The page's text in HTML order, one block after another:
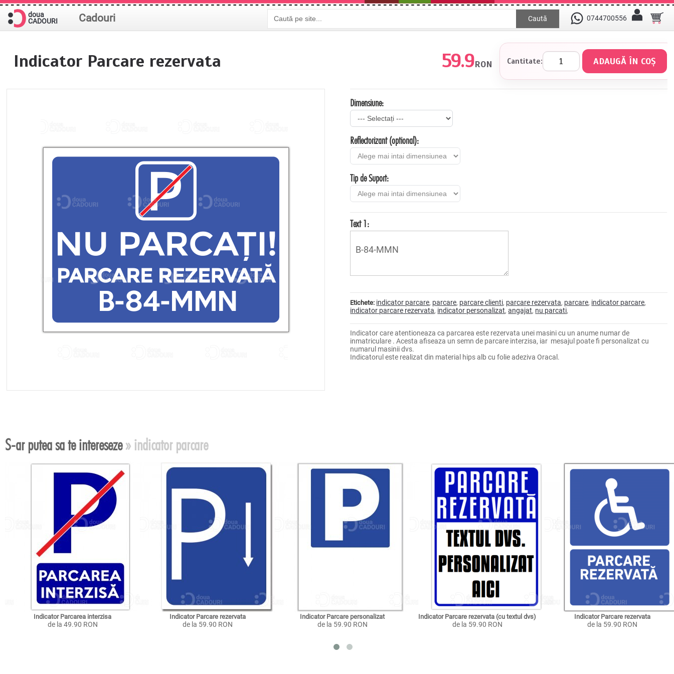
doua
CADOURI
Cadouri Caută 0744700556
Indicator Parcare rezervata 59.9RON Cantitate:
B-84-MMN
Dimensiune:
Reflectorizant (optional):
Tip de Suport:
Text 1:
Etichete: indicator parcare, parcare, parcare clienti, parcare rezervata, parcare, indicator parcare,
indicator parcare rezervata, indicator personalizat,angajat, nu parcati,
Indicator care atentioneaza ca parcarea este rezervata unei masini cu un anume numar de
inmatriculare . Acesta afiseaza un semn de parcare interzisa, iar mesajul poate fi personalizat cu
numarul masinii dvs.
Indicatorul este realizat din material hips alb cu folie adeziva Oracal.
S-ar putea sa te intereseze» indicator parcare
Indicator Parcarea interzisa
de la 49.90 RON
Indicator Parcare rezervata
de la 59.90 RON
Indicator Parcare personalizat
de la 59.90 RON
Indicator Parcare rezervata (cu textul dvs)
de la 59.90 RON
Indicator Parcare rezervata
de la 59.90 RON